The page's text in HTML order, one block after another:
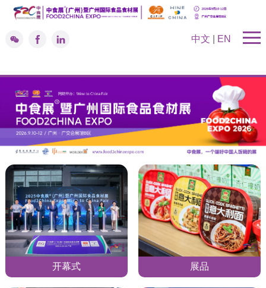
中文 EN
开幕式 展品